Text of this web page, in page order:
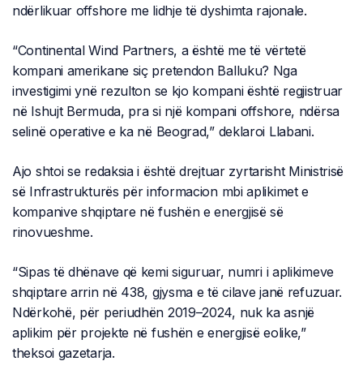
ndërlikuar offshore me lidhje të dyshimta rajonale.
“Continental Wind Partners, a është me të vërtetë
kompani amerikane siç pretendon Balluku? Nga
investigimi ynë rezulton se kjo kompani është regjistruar
në Ishujt Bermuda, pra si një kompani offshore, ndërsa
selinë operative e ka në Beograd,” deklaroi Llabani.
Ajo shtoi se redaksia i është drejtuar zyrtarisht Ministrisë
së Infrastrukturës për informacion mbi aplikimet e
kompanive shqiptare në fushën e energjisë së
rinovueshme.
“Sipas të dhënave që kemi siguruar, numri i aplikimeve
shqiptare arrin në 438, gjysma e të cilave janë refuzuar.
Ndërkohë, për periudhën 2019–2024, nuk ka asnjë
aplikim për projekte në fushën e energjisë eolike,”
theksoi gazetarja.